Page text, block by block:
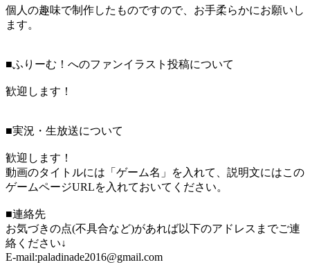
個人の趣味で制作したものですので、お手柔らかにお願いし
ます。
■ふりーむ！へのファンイラスト投稿について
歓迎します！
■実況・生放送について
歓迎します！
動画のタイトルには「ゲーム名」を入れて、説明文にはこの
ゲームページURLを入れておいてください。
■連絡先
お気づきの点(不具合など)があれば以下のアドレスまでご連
絡ください↓
E-mail:paladinade2016@gmail.com